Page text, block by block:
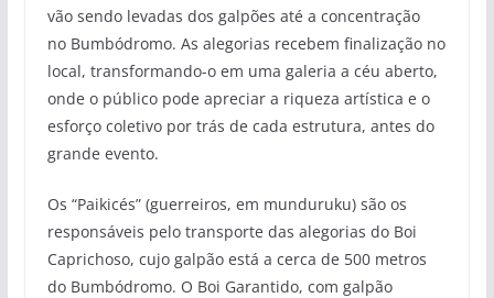
vão sendo levadas dos galpões até a concentração
no Bumbódromo. As alegorias recebem finalização no
local, transformando-o em uma galeria a céu aberto,
onde o público pode apreciar a riqueza artística e o
esforço coletivo por trás de cada estrutura, antes do
grande evento.
Os “Paikicés” (guerreiros, em munduruku) são os
responsáveis pelo transporte das alegorias do Boi
Caprichoso, cujo galpão está a cerca de 500 metros
do Bumbódromo. O Boi Garantido, com galpão